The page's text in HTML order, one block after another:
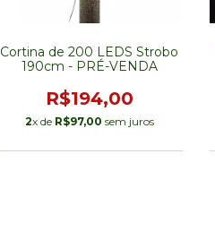
Cortina de 200 LEDS Strobo
190cm - PRÉ-VENDA
R$194,00
2x de R$97,00 sem juros